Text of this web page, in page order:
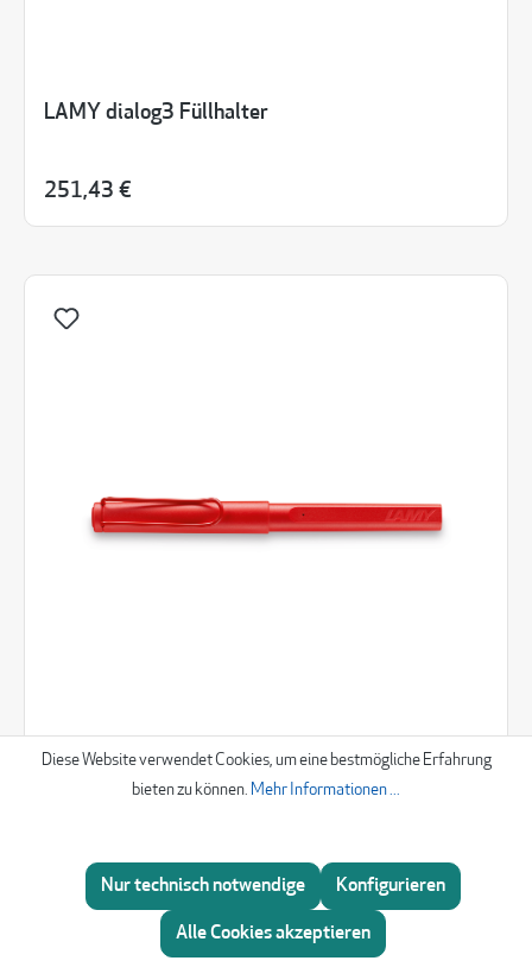
LAMY dialog3 Füllhalter
251,43 €
LAMY digitales Schreibgerät "safari note+"
Beratung
Diese Website verwendet Cookies, um eine bestmögliche Erfahrung
bieten zu können. Mehr Informationen ...
Nur technisch notwendige Konfigurieren
Alle Cookies akzeptieren